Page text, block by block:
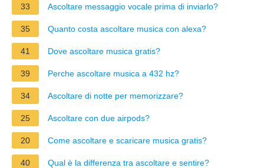
33 Ascoltare messaggio vocale prima di inviarlo?
35 Quanto costa ascoltare musica con alexa?
41 Dove ascoltare musica gratis?
39 Perche ascoltare musica a 432 hz?
34 Ascoltare di notte per memorizzare?
25 Ascoltare con due airpods?
20 Come ascoltare e scaricare musica gratis?
40 Qual è la differenza tra ascoltare e sentire?